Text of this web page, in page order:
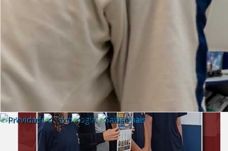
Criatividade e Tecnologia | Saiba mais